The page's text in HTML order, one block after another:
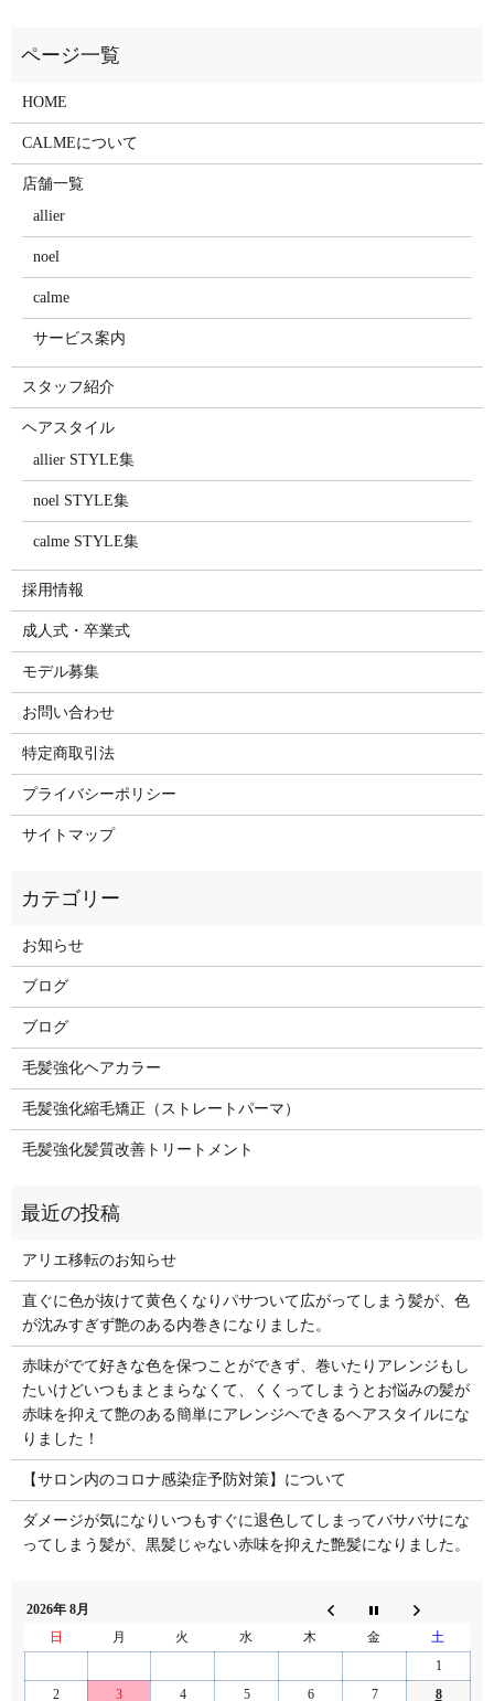
HOME
CALMEについて
店舗一覧
allier
noel
calme
サービス案内
スタッフ紹介
ヘアスタイル
allier STYLE集
noel STYLE集
calme STYLE集
採用情報
成人式・卒業式
モデル募集
お問い合わせ
特定商取引法
プライバシーポリシー
サイトマップ
お知らせ
ブログ
ブログ
毛髪強化ヘアカラー
毛髪強化縮毛矯正（ストレートパーマ）
毛髪強化髪質改善トリートメント
アリエ移転のお知らせ
直ぐに色が抜けて黄色くなりパサついて広がってしまう髪が、色
が沈みすぎず艶のある内巻きになりました。
赤味がでて好きな色を保つことができず、巻いたりアレンジもし
たいけどいつもまとまらなくて、くくってしまうとお悩みの髪が
赤味を抑えて艶のある簡単にアレンジヘできるヘアスタイルにな
りました！
【サロン内のコロナ感染症予防対策】について
ダメージが気になりいつもすぐに退色してしまってバサバサにな
ってしまう髪が、黒髪じゃない赤味を抑えた艶髪になりました。
2026年 8月
日
月 火 水 木 金
土
1
2
3 4 5 6 7 8